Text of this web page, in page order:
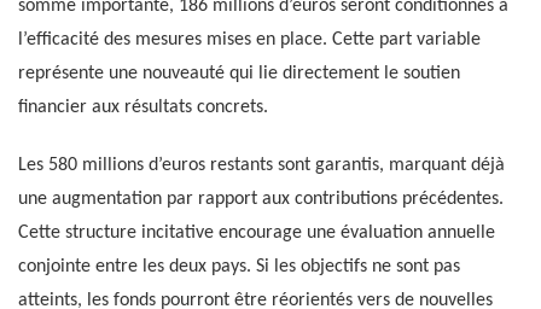
somme importante, 186 millions d’euros seront conditionnés à
l’efficacité des mesures mises en place. Cette part variable
représente une nouveauté qui lie directement le soutien
financier aux résultats concrets.
Les 580 millions d’euros restants sont garantis, marquant déjà
une augmentation par rapport aux contributions précédentes.
Cette structure incitative encourage une évaluation annuelle
conjointe entre les deux pays. Si les objectifs ne sont pas
atteints, les fonds pourront être réorientés vers de nouvelles